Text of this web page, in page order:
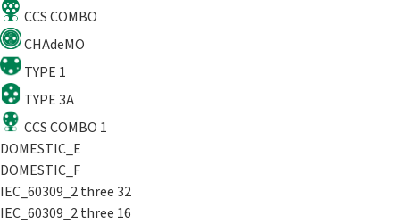
CCS COMBO
CHAdeMO
TYPE 1
TYPE 3A
CCS COMBO 1
DOMESTIC_E
DOMESTIC_F
IEC_60309_2 three 32
IEC_60309_2 three 16